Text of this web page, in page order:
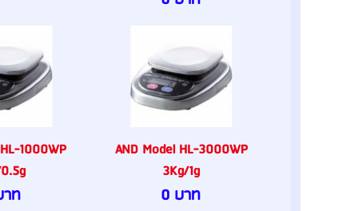
1000WP
ท
AND Model HL-3000WP
3Kg/1g
0 บาท